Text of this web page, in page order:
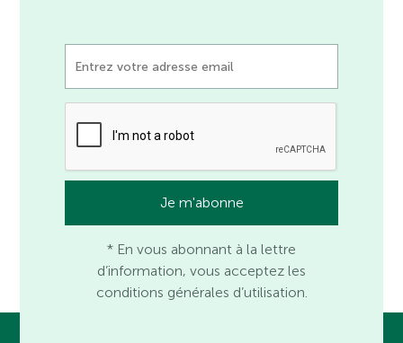
* En vous abonnant à la lettre
d’information, vous acceptez les
conditions générales d’utilisation.